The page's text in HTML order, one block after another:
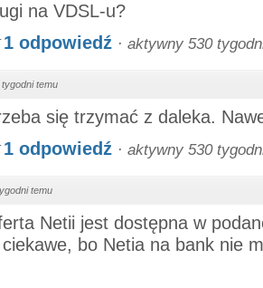
na VDSL-u?
1 odpowiedź · aktywny 530
tygodni temu
się trzymać z daleka.
1 odpowiedź · aktywny 530
temu
Netii jest dostępna w
bo Netia na bank nie